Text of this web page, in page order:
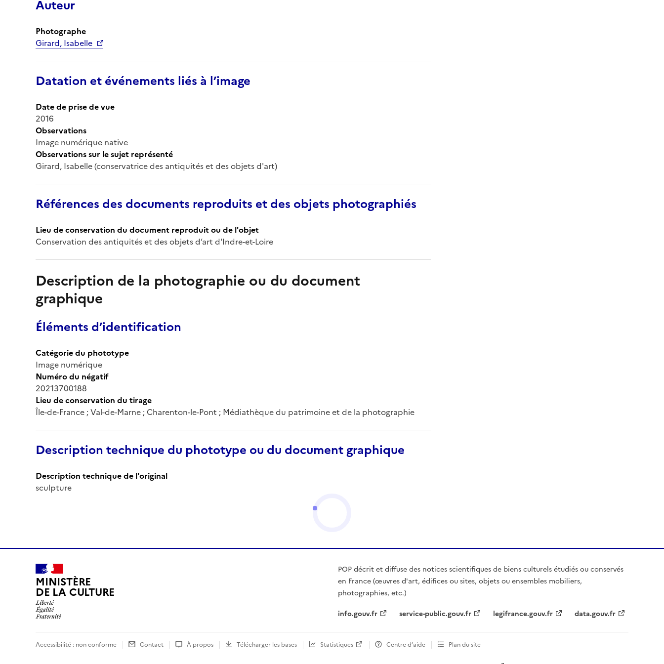
Auteur
Photographe
Girard, Isabelle
Datation et événements liés à l’image
Date de prise de vue
2016
Observations
Image numérique native
Observations sur le sujet représenté
Girard, Isabelle (conservatrice des antiquités et des objets d'art)
Références des documents reproduits et des objets photographiés
Lieu de conservation du document reproduit ou de l'objet
Conservation des antiquités et des objets d’art d'Indre-et-Loire
Description de la photographie ou du document
graphique
Éléments d’identification
Catégorie du phototype
Image numérique
Numéro du négatif
20213700188
Lieu de conservation du tirage
Île-de-France ; Val-de-Marne ; Charenton-le-Pont ; Médiathèque du patrimoine et de la photographie
Description technique du phototype ou du document graphique
Description technique de l'original
sculpture
MINISTÈRE
DE LA CULTURE
POP décrit et diffuse des notices scientifiques de biens culturels étudiés ou conservés
en France (œuvres d'art, édifices ou sites, objets ou ensembles mobiliers,
photographies, etc.)
info.gouv.fr
service-public.gouv.fr legifrance.gouv.fr data.gouv.fr
Accessibilité : non conforme Contact À propos Télécharger les bases Statistiques Centre d’aide Plan du site